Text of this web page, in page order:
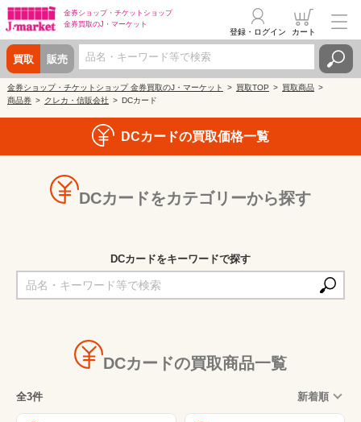
金券ショップ・ チケットショップ
金券買取のJ・マーケット
買取 販売
登録・ログイン カート
金券ショップ・チケットショップ 金券買取のJ・マーケット 買取TOP
買取商品
商品券
クレカ・信販会社 DCカード
DCカードの買取価格一覧
DCカードをカテゴリーから探す
DCカードをキーワードで探す
DCカードの買取商品一覧
全3件 新着順